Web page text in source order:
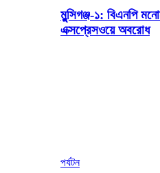
মুন্সিগঞ্জ-১: বিএনপি
এক্সপ্রেসওয়ে অবরোধ
পর্যটন